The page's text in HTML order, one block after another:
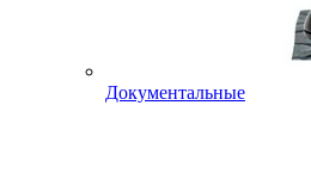
Документальные